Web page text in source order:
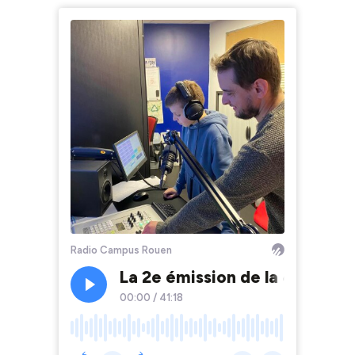
Radio Campus Rouen
La 2e émission de la 4e3 du
00:00 / 41:18